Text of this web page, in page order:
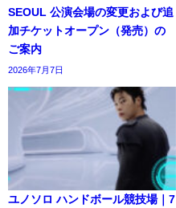
SEOUL 公演会場の変更および追
加チケットオープン（発売）の
ご案内
2026年7月7日
ユノソロ ハンドボール競技場｜7